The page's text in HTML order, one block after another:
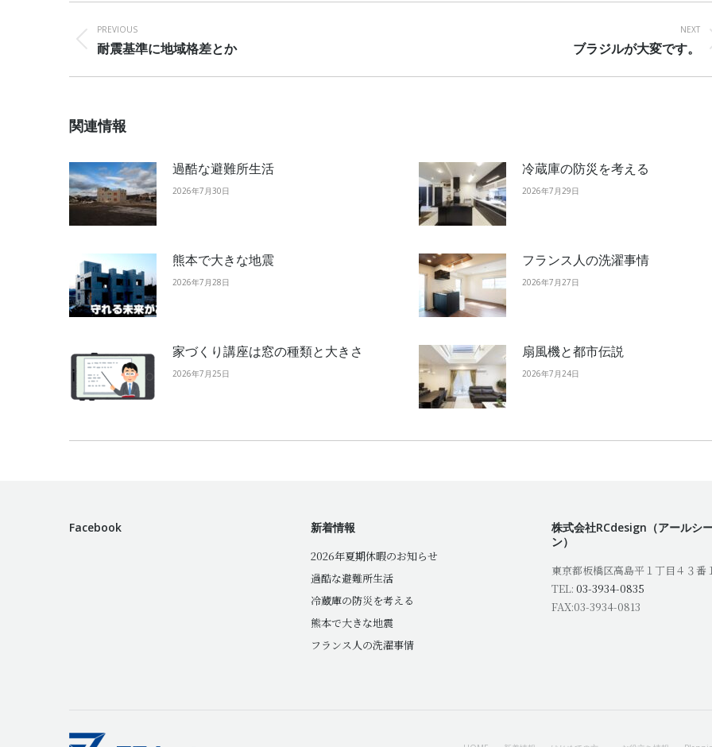
navigation
PREVIOUS
Previous
耐震基準に地域格差とか
NEXT
ブラジルが大変です。
関連情報
過酷な避難所生活
2026年7月30日
冷蔵庫の防災を考える
2026年7月29日
熊本で大きな地震
2026年7月28日
フランス人の洗濯事情
2026年7月27日
家づくり講座は窓の種類と大きさ
2026年7月25日
扇風機と都市伝説
2026年7月24日
Facebook
新着情報
2026年夏期休暇のお知らせ
過酷な避難所生活
冷蔵庫の防災を考える
熊本で大きな地震
フランス人の洗濯事情
株式会社RCdesign（アールシ
ン）
東京都板橋区高島平１丁目４３番
TEL: 03-3934-0835
FAX:03-3934-0813